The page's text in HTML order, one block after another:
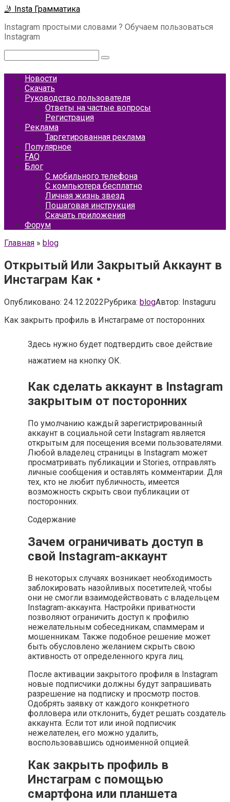
Перейти
контенту
🤳 Insta Грамматика
Instagram простыми словами ? Обучаем пользоваться
Instagram
Новости
Скачать
Руководство пользователя
Ответы на частые вопросы
Регистрация
Реклама
Таргетированная реклама
Популярное
FAQ
Блог
С мобильного телефона
С компьютера бесплатно
Личная жизнь звезд
Пошаговая инструкция
Скачать приложения
Форум
Главная » blog
Открытый Или Закрытый Аккаунт в
Инстаграм Как •
Опубликовано: 24.12.2022Рубрика: blogАвтор: Instaguru
Как закрыть профиль в Инстаграме от посторонних
Здесь нужно будет подтвердить свое действие
нажатием на кнопку ОК.
Как сделать аккаунт в Instagram
закрытым от посторонних
По умолчанию каждый зарегистрированный
аккаунт в социальной сети Instagram является
открытым для посещения всеми пользователями.
Любой владелец страницы в Instagram может
просматривать публикации и Stories, отправлять
личные сообщения и оставлять комментарии. Для
тех, кто не любит публичность, имеется
возможность скрыть свои публикации от
посторонних.
Содержание
Зачем ограничивать доступ в
свой Instagram-аккаунт
В некоторых случаях возникает необходимость
заблокировать назойливых посетителей, чтобы
они не смогли взаимодействовать с владельцем
Instagram-аккаунта. Настройки приватности
позволяют ограничить доступ к профилю
нежелательным собеседникам, спаммерам и
мошенникам. Также подобное решение может
быть обусловлено желанием скрыть свою
активность от определенного круга лиц.
После активации закрытого профиля в Instagram
новые подписчики должны будут запрашивать
разрешение на подписку и просмотр постов.
Одобрять заявку от каждого конкретного
фолловера или отклонить, будет решать создатель
аккаунта. Если тот или иной подписчик
нежелателен, его можно удалить,
воспользовавшись одноименной опцией.
Как закрыть профиль в
Инстаграм с помощью
смартфона или планшета